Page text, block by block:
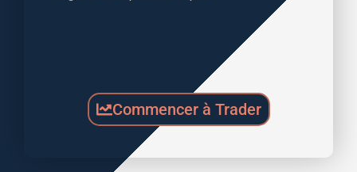
Commencer à Trader